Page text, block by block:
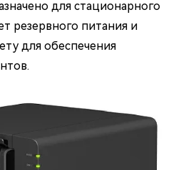
для стационарного
резервного питания и
для обеспечения